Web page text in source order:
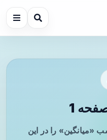
1
«میانگین» را در این